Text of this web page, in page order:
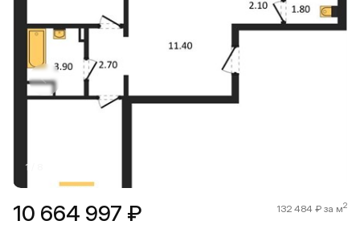
10 664 997 ₽ 132 484 ₽ за м2
1 / 8
Прокрутить влево